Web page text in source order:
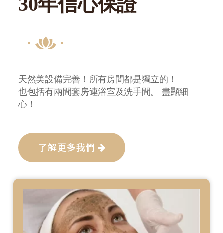
天然美設備完善！所有房間都是獨立的！
也包括有兩間套房連浴室及洗手間。 盡顯細
心！
了解更多我們